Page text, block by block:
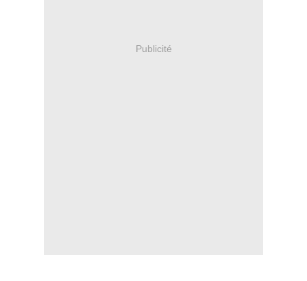
Publicité